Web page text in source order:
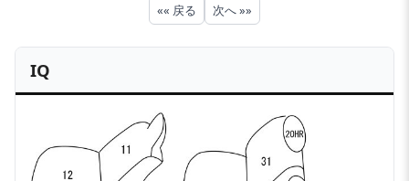
«« 戻る 次へ »»
IQ